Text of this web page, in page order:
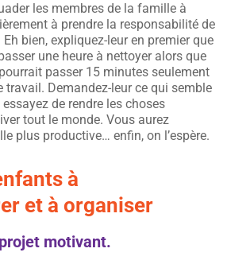
les membres de la famille à
à prendre la responsabilité de
bien, expliquez-leur en premier que
une heure à nettoyer alors que
passer 15 minutes seulement
travail. Demandez-leur ce qui semble
de rendre les choses
tout le monde. Vous aurez
plus productive… enfin, on l’espère.
à
et à organiser
motivant.